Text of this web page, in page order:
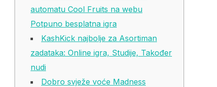
automatu Cool Fruits na webu
Potpuno besplatna igra
KashKick najbolje za Asortiman
zadataka: Online igra, Studije, Također
nudi
Dobro svježe voće Madness